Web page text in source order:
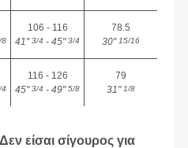
106 - 116
41"3/4 - 45"3/4
78.5
30"15/16
116 - 126
45"3/4 - 49"5/8
79
31"1/8
είσαι σίγουρος για